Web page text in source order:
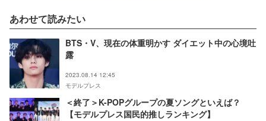
あわせて読みたい
BTS・V、現在の体重明かす ダイエット中の心境吐
露
2023.08.14 12:45
モデルプレス
＜終了＞K-POPグループの夏ソングといえば？
【モデルプレス国民的推しランキング】